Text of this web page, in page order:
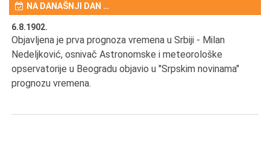
NA DANAŠNJI DAN …
6.8.1902.
Objavljena je prva prognoza vremena u Srbiji - Milan
Nedeljković, osnivač Astronomske i meteorološke
opservatorije u Beogradu objavio u "Srpskim novinama"
prognozu vremena.